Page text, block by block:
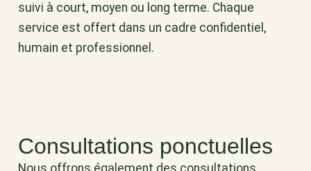
suivi à court, moyen ou long terme. Chaque
service est offert dans un cadre confidentiel,
humain et professionnel.
Consultations ponctuelles
Nous offrons également des consultations